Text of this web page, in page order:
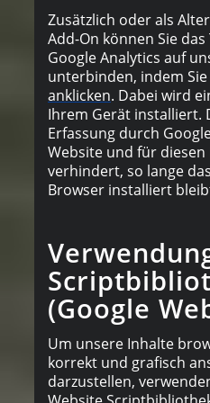
Zusätzlich oder als
Add-On können Sie
Google Analytics auf
unterbinden, indem Sie
anklicken. Dabei wird
Ihrem Gerät installiert.
Erfassung durch
Website und für
verhindert, so lange
Browser installiert
(Google
Um unsere Inhalte
korrekt und grafisch
darzustellen,